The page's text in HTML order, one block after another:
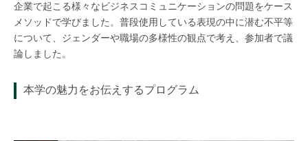
企業で起こる様々なビジネスコミュニケーションの問題をケース
メソッドで学びました。普段使用している表現の中に潜む不平等
について、ジェンダーや職場の多様性の観点で考え、参加者で議
論しました。
本学の魅力をお伝えするプログラム